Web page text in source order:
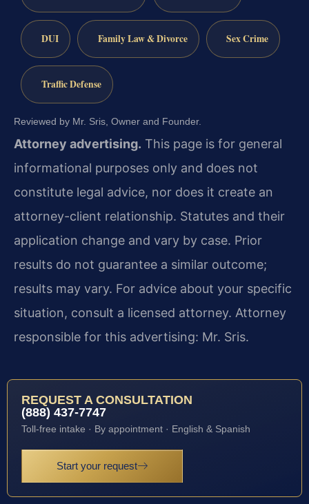
DUI Family Law & Divorce Sex Crime
Traffic Defense
Reviewed by Mr. Sris, Owner and Founder.
Attorney advertising. This page is for general
informational purposes only and does not
constitute legal advice, nor does it create an
attorney-client relationship. Statutes and their
application change and vary by case. Prior
results do not guarantee a similar outcome;
results may vary. For advice about your specific
situation, consult a licensed attorney. Attorney
responsible for this advertising: Mr. Sris.
REQUEST A CONSULTATION
(888) 437-7747
Toll-free intake · By appointment · English & Spanish
Start your request